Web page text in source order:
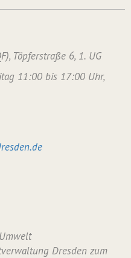
Töpferstraße 6, 1. UG
11:00 bis 17:00 Uhr,
Dresden zum